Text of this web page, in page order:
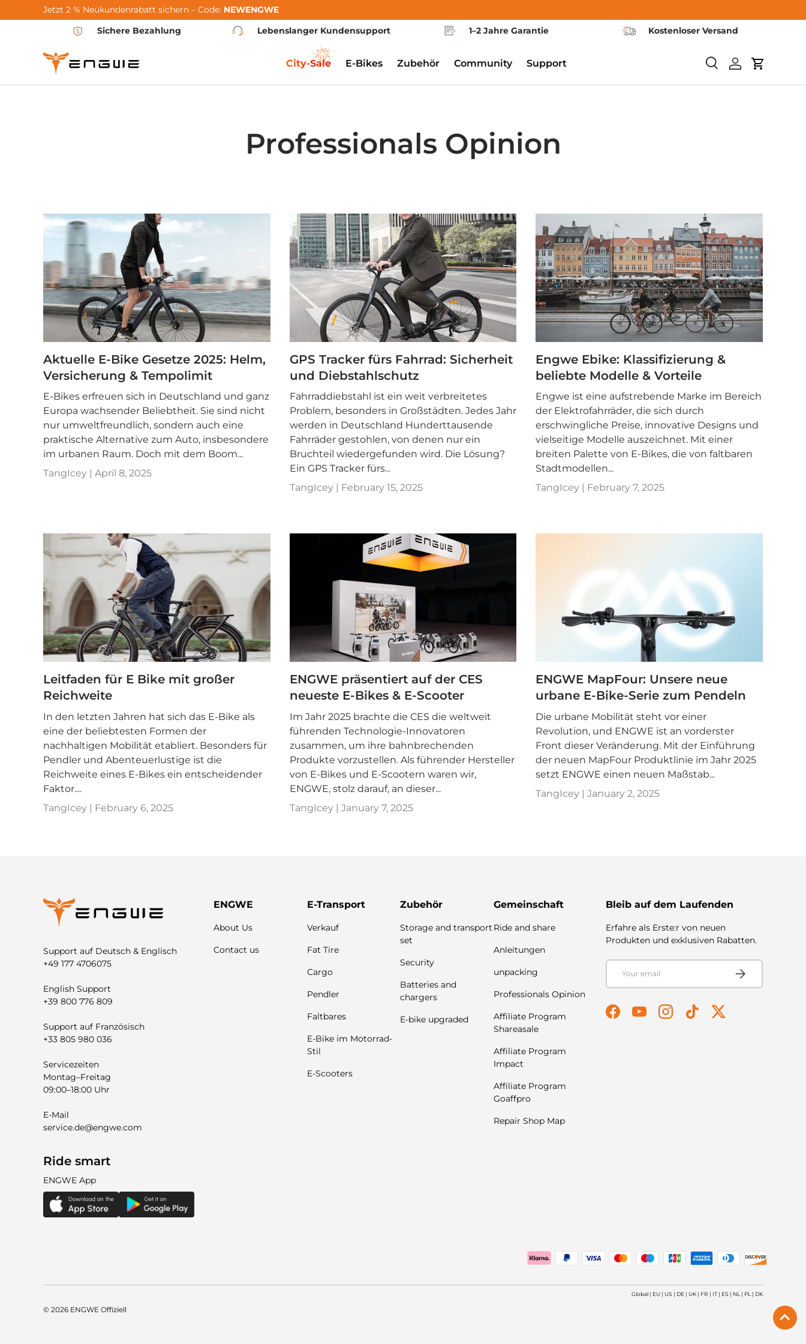
Skip to content
Jetzt 2 % Neukundenrabatt sichern – Code: NEWENGWE
Sichere Bezahlung
Lebenslanger Kundensupport 1–2 Jahre Garantie Kostenloser Versand
SearchLog inCart
City-Sale E-Bikes Zubehör Community Support
Professionals Opinion
Aktuelle E-Bike Gesetze 2025: Helm,
Versicherung & Tempolimit
E-Bikes erfreuen sich in Deutschland und ganz
Europa wachsender Beliebtheit. Sie sind nicht
nur umweltfreundlich, sondern auch eine
praktische Alternative zum Auto, insbesondere
im urbanen Raum. Doch mit dem Boom...
TangIcey | April 8, 2025
GPS Tracker fürs Fahrrad: Sicherheit
und Diebstahlschutz
Fahrraddiebstahl ist ein weit verbreitetes
Problem, besonders in Großstädten. Jedes Jahr
werden in Deutschland Hunderttausende
Fahrräder gestohlen, von denen nur ein
Bruchteil wiedergefunden wird. Die Lösung?
Ein GPS Tracker fürs...
TangIcey |
February 15, 2025
Engwe Ebike: Klassifizierung &
beliebte Modelle & Vorteile
Engwe ist eine aufstrebende Marke im Bereich
der Elektrofahrräder, die sich durch
erschwingliche Preise, innovative Designs und
vielseitige Modelle auszeichnet. Mit einer
breiten Palette von E-Bikes, die von faltbaren
Stadtmodellen...
TangIcey | February 7, 2025
Leitfaden für E Bike mit großer
Reichweite
In den letzten Jahren hat sich das E-Bike als
eine der beliebtesten Formen der
nachhaltigen Mobilität etabliert. Besonders für
Pendler und Abenteuerlustige ist die
Reichweite eines E-Bikes ein entscheidender
Faktor....
TangIcey | February 6, 2025
ENGWE präsentiert auf der CES
neueste E-Bikes & E-Scooter
Im Jahr 2025 brachte die CES die weltweit
führenden Technologie-Innovatoren
zusammen, um ihre bahnbrechenden
Produkte vorzustellen. Als führender Hersteller
von E-Bikes und E-Scootern waren wir,
ENGWE, stolz darauf, an dieser...
TangIcey | January 7, 2025
ENGWE MapFour: Unsere neue
urbane E-Bike-Serie zum Pendeln
Die urbane Mobilität steht vor einer
Revolution, und ENGWE ist an vorderster
Front dieser Veränderung. Mit der Einführung
der neuen MapFour Produktlinie im Jahr 2025
setzt ENGWE einen neuen Maßstab...
TangIcey |January 2, 2025
Support auf Deutsch & Englisch
+49 177 4706075
English Support
+39 800 776 809
Support auf Französisch
+33 805 980 036
Servicezeiten
Montag–Freitag
09:00–18:00 Uhr
E-Mail
service.de@engwe.com
Ride smart
ENGWE App
ENGWE
About Us
Contact us
E-Transport
Verkauf
Fat Tire
Cargo
Pendler
Faltbares
E-Bike im Motorrad-
Stil
E-Scooters
Zubehör
Storage and transport
set
Security
Batteries and
chargers
E-bike upgraded
Gemeinschaft
Ride and share
Anleitungen
unpacking
Professionals Opinion
Affiliate Program
Shareasale
Affiliate Program
Impact
Affiliate Program
Goaffpro
Repair Shop Map
Bleib auf dem Laufenden
Erfahre als Erste:r von neuen
Produkten und exklusiven Rabatten.
Email
Subscribe
FacebookYouTubeInstagramTikTokTwitter
Payment methods accepted
© 2026 ENGWE Offiziell
Global | EU | US | DE | UK | FR | IT | ES | NL | PL | DK